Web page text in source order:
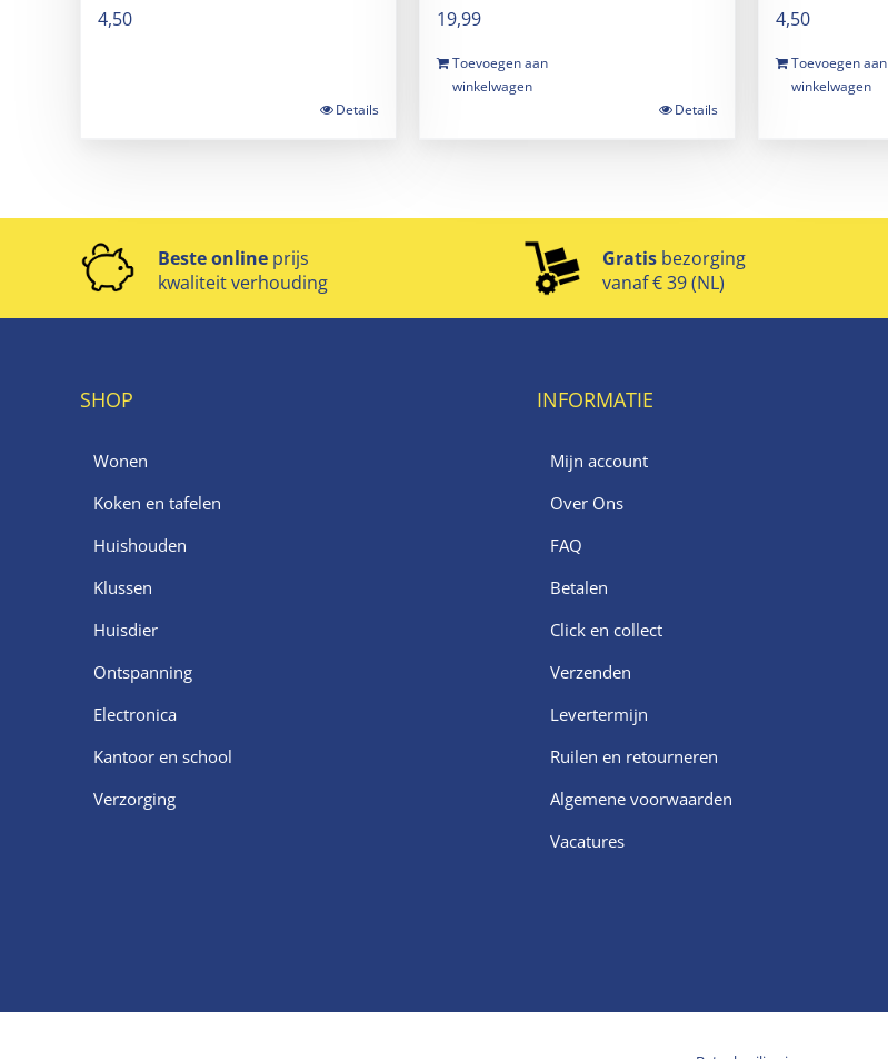
4,50
Details
19,99
Toevoegen aan
winkelwagen
Details
4,50
Toevoegen aan
winkelwagen
Beste online prijs
kwaliteit verhouding
Gratisbezorging
vanaf € 39 (NL)
SHOP
Wonen
Koken en tafelen
Huishouden
Klussen
Huisdier
Ontspanning
Electronica
Kantoor en school
Verzorging
INFORMATIE
Mijn account
Over Ons
FAQ
Betalen
Click en collect
Verzenden
Levertermijn
Ruilen en retourneren
Algemene voorwaarden
Vacatures